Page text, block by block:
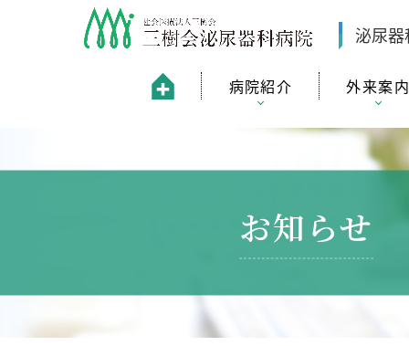
泌尿器
病院紹介 外来案内
お知らせ